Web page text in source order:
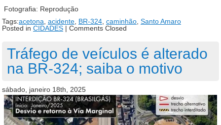
Fotografia: Reprodução
Tags:acetona acidente BR-324 caminhão Santo Amaro
Posted in CIDADES | Comments Closed
Tráfego de veículos é alterado
na BR-324; saiba o motivo
sábado, janeiro 18th, 2025